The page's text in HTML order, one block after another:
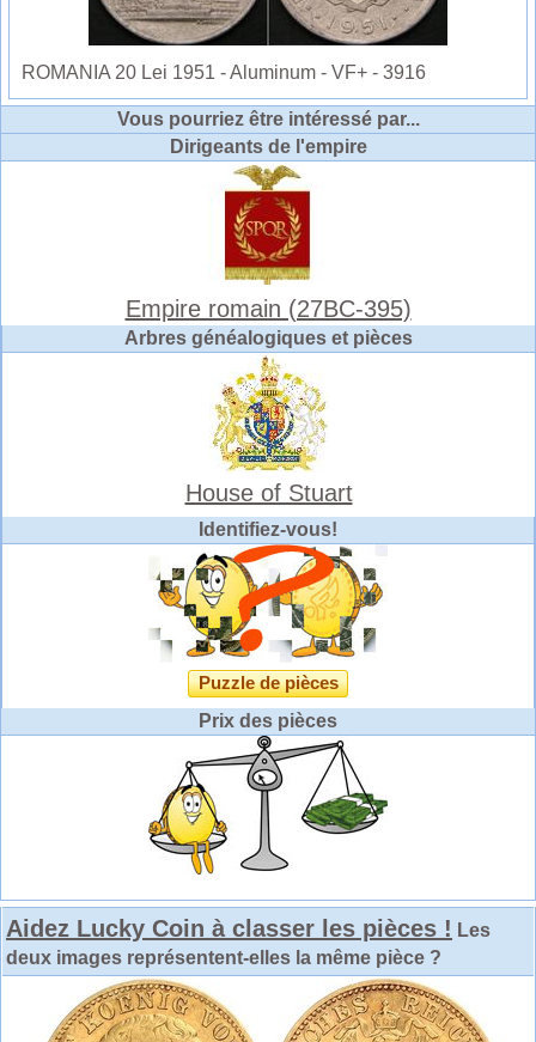
ROMANIA 20 Lei 1951 - Aluminum - VF+ - 3916
Vous pourriez être intéressé par...
Dirigeants de l'empire
Empire romain (27BC-395)
Arbres généalogiques et pièces
House of Stuart
Identifiez-vous!
Puzzle de pièces
Prix des pièces
Aidez Lucky Coin à classer les pièces ! Les
deux images représentent-elles la même pièce ?